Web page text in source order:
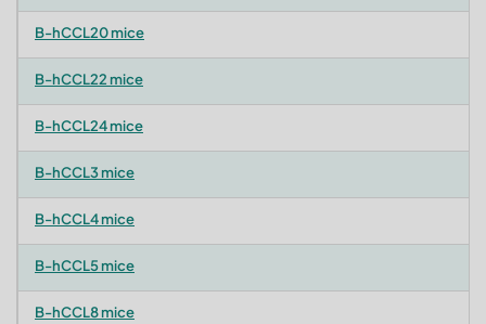
B-hCCL20 mice
B-hCCL22 mice
B-hCCL24 mice
B-hCCL3 mice
B-hCCL4 mice
B-hCCL5 mice
B-hCCL8 mice